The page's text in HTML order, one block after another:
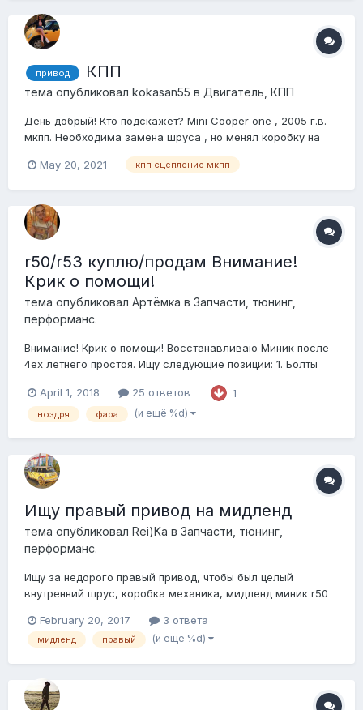
привод КПП
тема опубликовал kokasan55 в Двигатель, КПП
День добрый! Кто подскажет? Mini Cooper one , 2005 г.в.
мкпп. Необходима замена шруса , но менял коробку на
кпп, что бы установить привод и не ошибиться? Спасибо!
May 20, 2021 кпп сцепление мкпп
r50/r53 куплю/продам Внимание!
Крик о помощи!
тема опубликовал Артёмка в Запчасти, тюнинг,
перформанс.
Внимание! Крик о помощи! Восстанавливаю Миник после
4ех летнего простоя. Ищу следующие позиции: 1. Болты
(подушку) КПП р53 МКПП в любом состояние рассмотрю
варианты. 2. Шланг от самого исполнительного цилиндра
April 1, 2018 25 ответов 1
ноздря фара (и ещё %d)
Ищу правый привод на мидленд
тема опубликовал Rei)Ka в Запчасти, тюнинг,
перформанс.
Ищу за недорого правый привод, чтобы был целый
внутренний шрус, коробка механика, мидленд миник r50
February 20, 2017 3 ответа
мидленд правый (и ещё %d)